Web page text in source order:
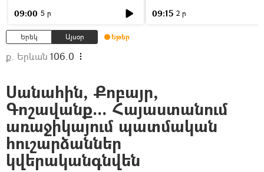
09:00 5 ր 09:15 2 ր
Երեկ Այսօր Եթեր
ք. Երևան 106.0
Սանահին, Քոբայր,
Գոշավանք... Հայաստանում
առաջիկայում պատմական
հուշարձաններ
կվերականգնվեն